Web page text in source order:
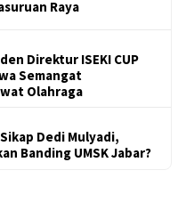
Raya
Direktur ISEKI CUP
Semangat
Olahraga
Dedi Mulyadi,
Banding UMSK Jabar?